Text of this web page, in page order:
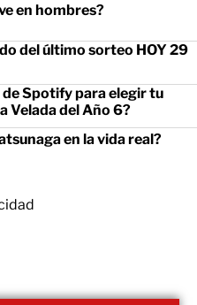
en hombres?
del último sorteo HOY 29
Spotify para elegir tu
Velada del Año 6?
en la vida real?